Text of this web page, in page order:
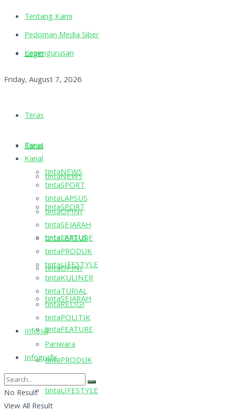
Tentang Kami
Pedoman Media Siber
Kepengurusan
Friday, August 7, 2026
Login
Teras
Kanal
tintaNEWS
tintaSPORT
tintaLAPSUS
tintaOPINI
tintaSEJARAH
tintaFEATURE
tintaPRODUK
tintaLIFESTYLE
Teras
Kanal
tintaNEWS
tintaSPORT
tintaLAPSUS
tintaOPINI
tintaSEJARAH
tintaFEATURE
tintaPRODUK
tintaLIFESTYLE
tintaKULINER
tintaTURIAL
tintaRELIGI
tintaPOLITIK
Inforial
Pariwara
Infografis
No Result
View All Result